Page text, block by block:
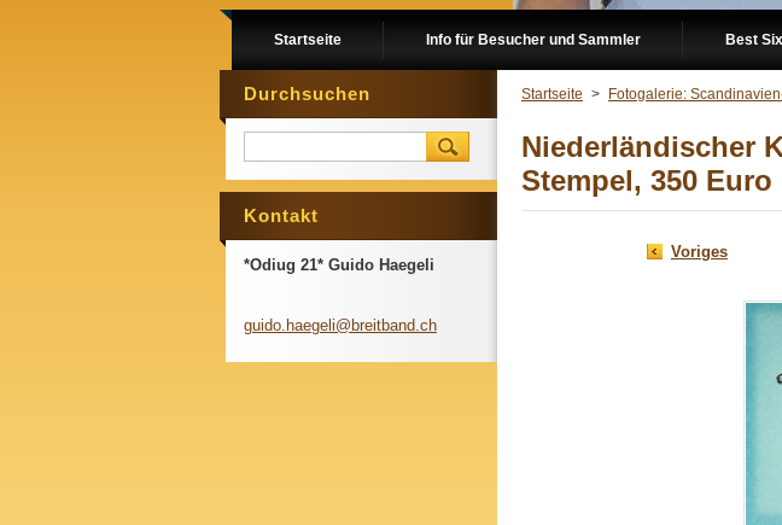
Startseite Info für Besucher und Sammler Best Six
Startseite > Fotogalerie:
Niederländischer
Stempel, 350 Euro
Voriges
Durchsuchen
Kontakt
*Odiug 21* Guido Haegeli
guido.haegeli@breitband.ch